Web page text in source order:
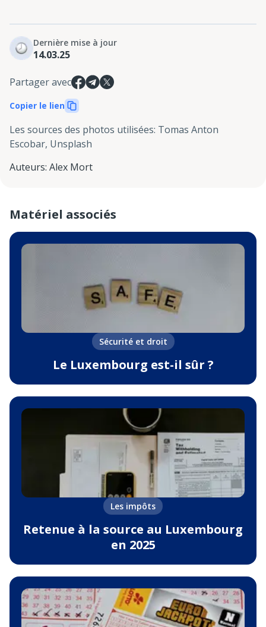
Dernière mise à jour
14.03.25
Partager avec
Copier le lien
Les sources des photos utilisées: Tomas Anton
Escobar, Unsplash
Auteurs: Alex Mort
Matériel associés
Sécurité et droit
Le Luxembourg est-il sûr ?
Les impôts
Retenue à la source au Luxembourg
en 2025